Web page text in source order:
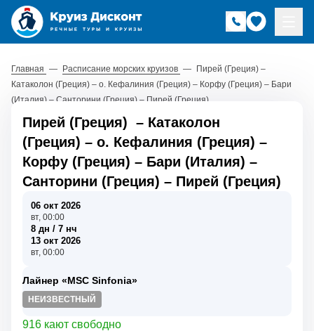
Главная — Расписание морских круизов — Пирей (Греция) –
Катаколон (Греция) – о. Кефалиния (Греция) – Корфу (Греция) – Бари
(Италия) – Санторини (Греция) – Пирей (Греция)
Пирей (Греция) – Катаколон
(Греция) – о. Кефалиния (Греция) –
Корфу (Греция) – Бари (Италия) –
Санторини (Греция) – Пирей (Греция)
06 окт 2026
вт, 00:00
8 дн / 7 нч
13 окт 2026
вт, 00:00
Лайнер «MSC Sinfonia»
НЕИЗВЕСТНЫЙ
916 кают свободно